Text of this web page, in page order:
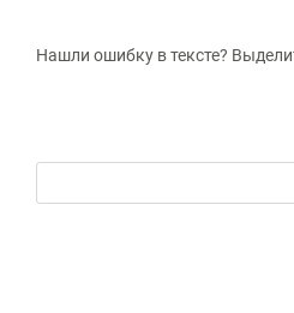
Нашли ошибку в тексте?